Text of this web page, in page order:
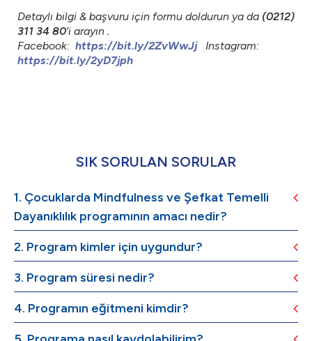
Detaylı bilgi & başvuru için formu doldurun ya da (0212)
311 34 80’i arayın .
Facebook: https://bit.ly/2ZvWwJj
Instagram:
https://bit.ly/2yD7jph
SIK SORULAN SORULAR
1. Çocuklarda Mindfulness ve Şefkat Temelli
Dayanıklılık programının amacı nedir?
2. Program kimler için uygundur?
3. Program süresi nedir?
4. Programın eğitmeni kimdir?